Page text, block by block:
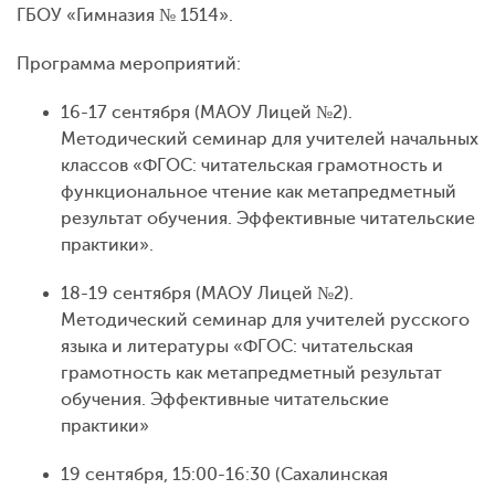
ГБОУ «Гимназия № 1514».
Программа мероприятий:
16-17 сентября (МАОУ Лицей №2).
Методический семинар для учителей начальных
классов «ФГОС: читательская грамотность и
функциональное чтение как метапредметный
результат обучения. Эффективные читательские
практики».
18-19 сентября (МАОУ Лицей №2).
Методический семинар для учителей русского
языка и литературы «ФГОС: читательская
грамотность как метапредметный результат
обучения. Эффективные читательские
практики»
19 сентября, 15:00-16:30 (Сахалинская